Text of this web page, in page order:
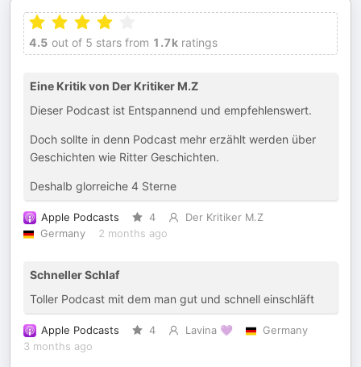
4.5 out of 5 stars from 1.7k ratings
Eine Kritik von Der Kritiker M.Z
Dieser Podcast ist Entspannend und empfehlenswert.
Doch sollte in denn Podcast mehr erzählt werden über
Geschichten wie Ritter Geschichten.
Deshalb glorreiche 4 Sterne
Apple Podcasts 4
Der Kritiker M.Z
Germany
2 months ago
Schneller Schlaf
Toller Podcast mit dem man gut und schnell einschläft
Apple Podcasts 4 Lavina 💜
Germany
3 months ago